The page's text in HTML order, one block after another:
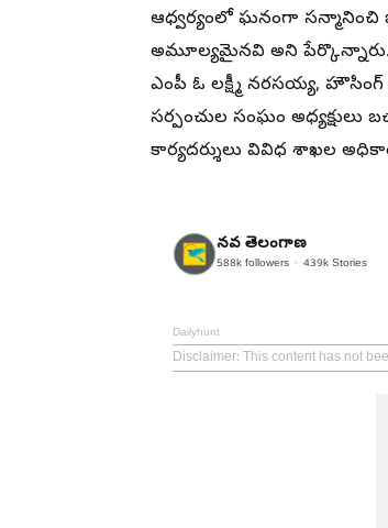
ఆధ్వర్యంలో ఘనంగా సన్మానించి
అమూల్యమైనవి అని
ఎంపీ ఓ లక్ష్మీ నరసయ్య,
సర్పంచుల సంఘం
కార్యదర్శులు వివిధ శాఖల
నవ తెలంగాణ
588k followers 439k Stories
Dailyhunt
Disclaimer: This content has not